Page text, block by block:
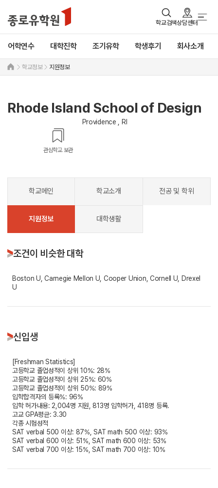
학교검색상담센터
어학연수 대학진학 조기유학 학생후기 회사소개
학교정보 지원정보
Rhode Island School of Design
Providence , RI
관심학교 보관
학교메인 학교소개 전공 및 학위
지원정보 대학생활
조건이 비슷한 대학
Boston U, Carnegie Mellon U, Cooper Union, Cornell U, Drexel
U
신입생
[Freshman Statistics]
고등학교 졸업성적이 상위 10%: 28%
고등학교 졸업성적이 상위 25%: 60%
고등학교 졸업성적이 상위 50%: 89%
입학합격자의 등록%: 96%
입학 허가내용: 2,004명 지원, 813명 입학허가, 418명 등록.
고교 GPA평균: 3.30
각종 시험성적
SAT verbal 500 이상: 87%, SAT math 500 이상: 93%
SAT verbal 600 이상: 51%, SAT math 600 이상: 53%
SAT verbal 700 이상: 15%, SAT math 700 이상: 10%